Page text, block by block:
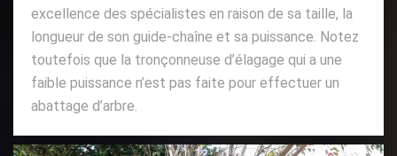
excellence des spécialistes en raison de sa taille, la
longueur de son guide-chaîne et sa puissance. Notez
toutefois que la tronçonneuse d’élagage qui a une
faible puissance n’est pas faite pour effectuer un
abattage d’arbre.